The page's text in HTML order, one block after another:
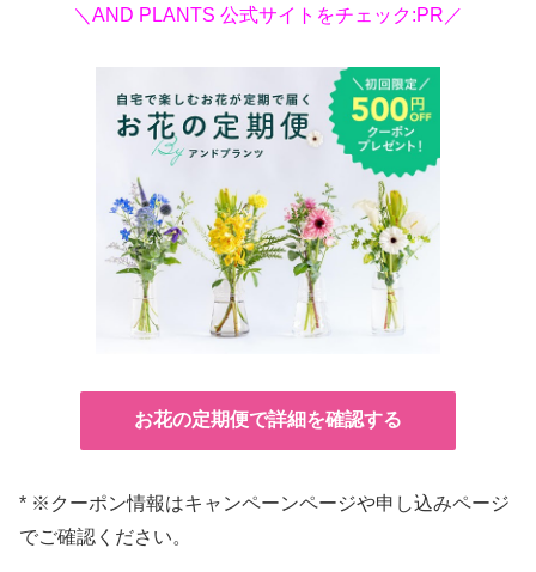
＼AND PLANTS 公式サイトをチェック:PR／
お花の定期便で詳細を確認する
* ※クーポン情報はキャンペーンページや申し込みページ
でご確認ください。